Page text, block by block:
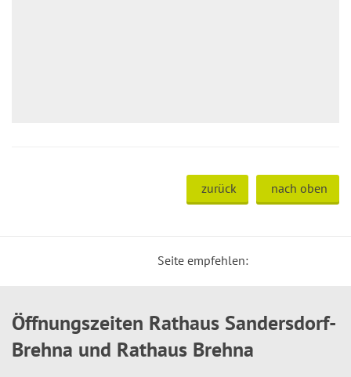
zurück nach oben
Seite empfehlen:
Öffnungszeiten Rathaus Sandersdorf-
Brehna und Rathaus Brehna